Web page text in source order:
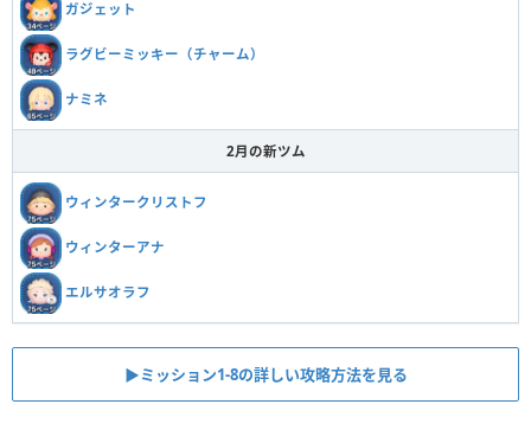
ガジェット
ラグビーミッキー（チャーム）
ナミネ
2月の新ツム
ウィンタークリストフ
ウィンターアナ
エルサオラフ
▶︎ミッション1-8の詳しい攻略方法を見る